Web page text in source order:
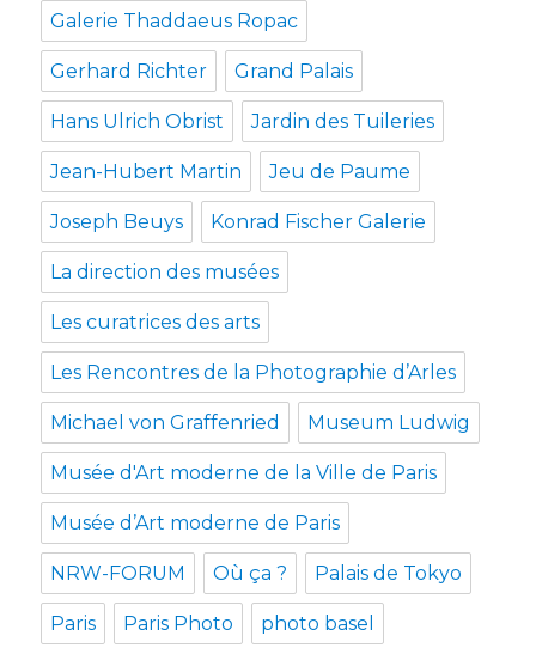
Galerie Thaddaeus Ropac
Gerhard Richter Grand Palais
Hans Ulrich Obrist Jardin des Tuileries
Jean-Hubert Martin Jeu de Paume
Joseph Beuys Konrad Fischer Galerie
La direction des musées
Les curatrices des arts
Les Rencontres de la Photographie d’Arles
Michael von Graffenried Museum Ludwig
Musée d'Art moderne de la Ville de Paris
Musée d’Art moderne de Paris
NRW-FORUM Où ça ? Palais de Tokyo
Paris Paris Photo photo basel